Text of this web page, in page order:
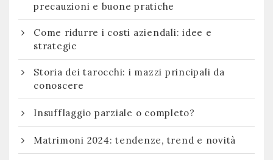
precauzioni e buone pratiche
Come ridurre i costi aziendali: idee e
strategie
Storia dei tarocchi: i mazzi principali da
conoscere
Insufflaggio parziale o completo?
Matrimoni 2024: tendenze, trend e novità